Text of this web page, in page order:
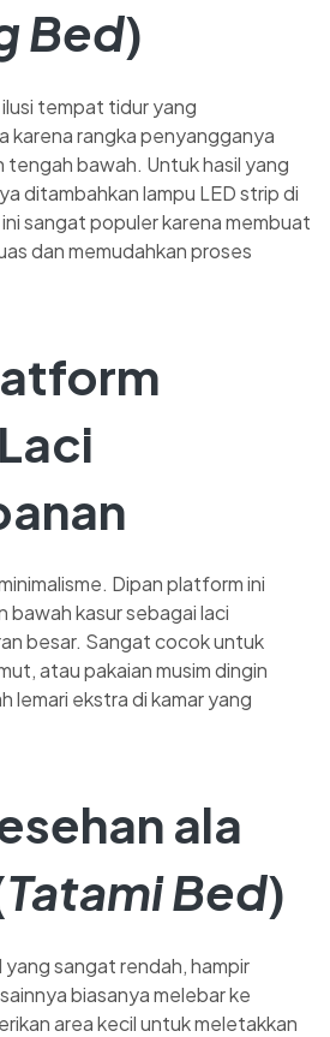
Bed)
tempat tidur yang
karena rangka penyangganya
tengah bawah. Untuk hasil yang
ditambahkan lampu LED strip di
sangat populer karena membuat
dan memudahkan proses
Dipan platform ini
bawah kasur sebagai laci
besar. Sangat cocok untuk
atau pakaian musim dingin
lemari ekstra di kamar yang
ala
Tatami Bed)
yang sangat rendah, hampir
biasanya melebar ke
area kecil untuk meletakkan